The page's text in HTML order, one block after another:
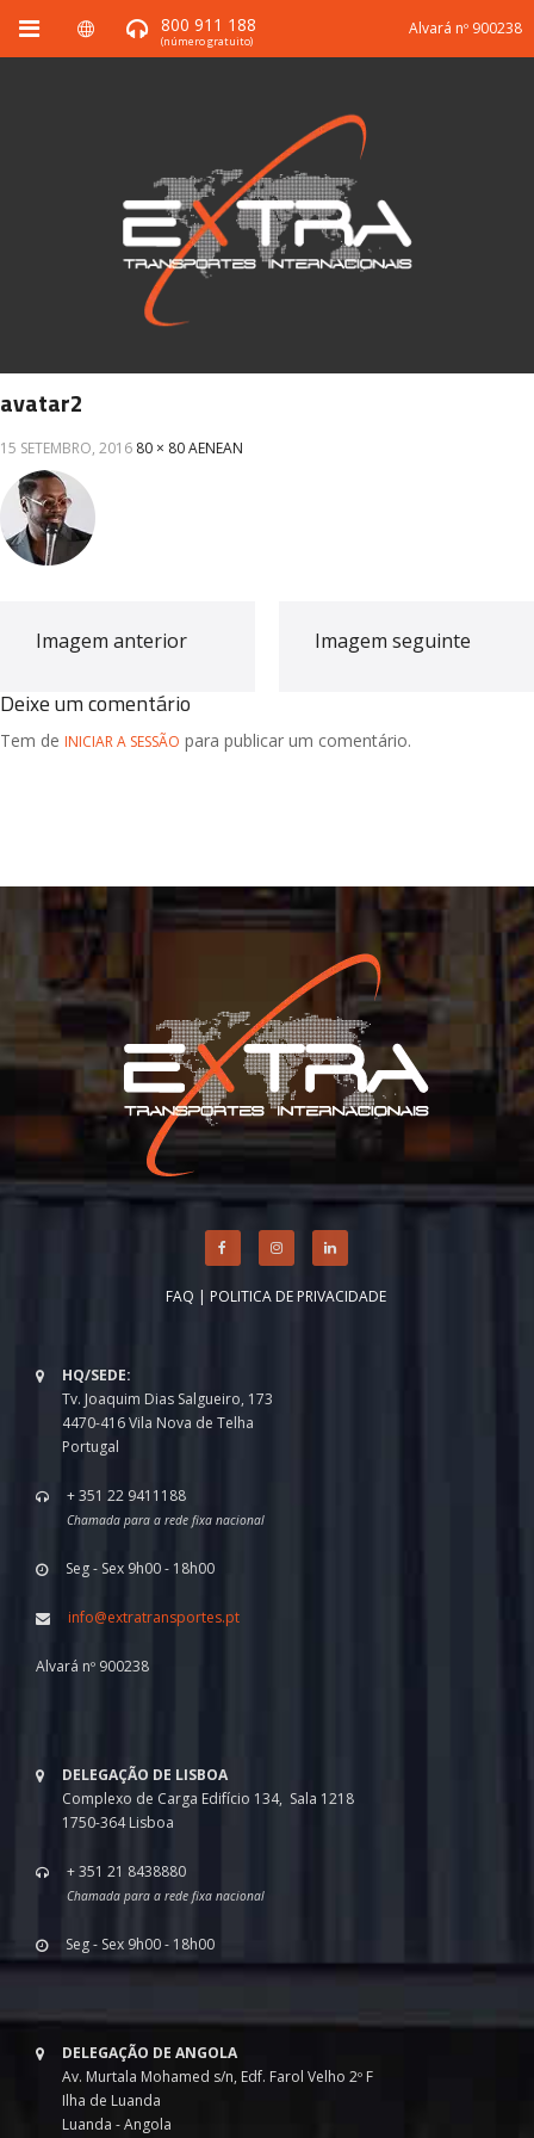
800 911 188
(número gratuito)
Alvará nº 900238
avatar2
15 SETEMBRO, 2016 80 × 80AENEAN
Imagem anterior Imagem seguinte
Deixe um comentário
Tem de INICIAR A SESSÃO para publicar um comentário.
FAQ | POLITICA DE PRIVACIDADE
HQ/SEDE:
Tv. Joaquim Dias Salgueiro, 173
4470-416 Vila Nova de Telha
Portugal
+ 351 22 9411188
Chamada para a rede fixa nacional
Seg - Sex 9h00 - 18h00
info@extratransportes.pt
Alvará nº 900238
DELEGAÇÃO DE LISBOA
Complexo de Carga Edifício 134, Sala 1218
1750-364 Lisboa
+ 351 21 8438880
Chamada para a rede fixa nacional
Seg - Sex 9h00 - 18h00
DELEGAÇÃO DE ANGOLA
Av. Murtala Mohamed s/n, Edf. Farol Velho 2º F
Ilha de Luanda
Luanda - Angola